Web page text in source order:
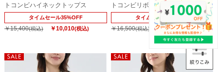
トコンビハイネックトップス
タイムセール35%OFF
￥15,400(税込) ￥10,010(税込)
トコンビリボントップス
タイムセール35%OFF
￥16,500(税込) ￥10,670 (税込)